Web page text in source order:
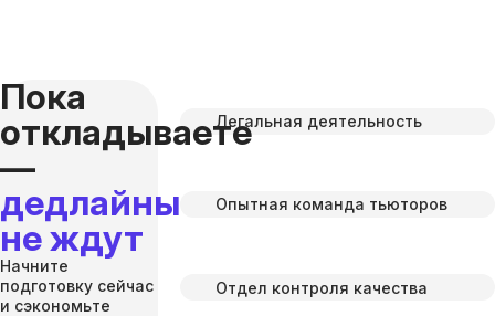
Пока
откладываете
—
дедлайны
не ждут
Начните
подготовку сейчас
и сэкономьте
Легальная деятельность
Опытная команда тьюторов
Отдел контроля качества